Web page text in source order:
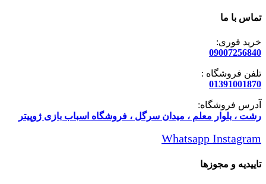
تماس با ما
خرید فوری:
09007256840
تلفن فروشگاه :
01391001870
آدرس فروشگاه:
رشت ، بلوار معلم ، میدان سرگل ، فروشگاه اسباب بازی ژوپیتر
Whatsapp Instagram
تاییدیه و مجوزها